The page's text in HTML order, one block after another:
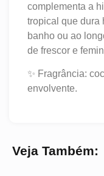
complementa a
tropical que dura
banho ou ao
de frescor e
✨ Fragrância:
envolvente.
Veja Também: